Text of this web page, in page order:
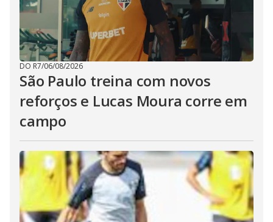
DO R7/06/08/2026
São Paulo treina com novos
reforços e Lucas Moura corre em
campo